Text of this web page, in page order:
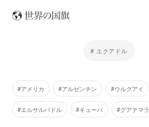
# エクアドル
#アメリカ #アルゼンチン #ウルグアイ
#エルサルバドル #キューバ #グアテマラ